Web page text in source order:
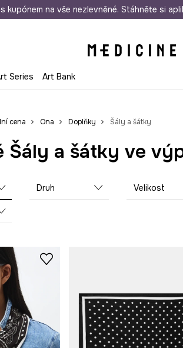
nákupu nad 1 200 Kč Odeslání i do
s kupónem na vše nezlevněné. Stáhněte si
Series Art Bank
cena Ona Doplňky Šály a šátky
Šály a šátky ve
Druh Velikost